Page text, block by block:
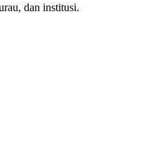
dan institusi.